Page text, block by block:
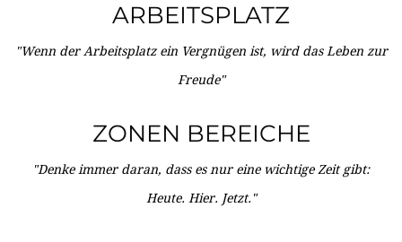
ARBEITSPLATZ
"Wenn der Arbeitsplatz ein Vergnügen ist, wird das Leben zur
Freude"
ZONEN BEREICHE
"Denke immer daran, dass es nur eine wichtige Zeit gibt:
Heute. Hier. Jetzt."